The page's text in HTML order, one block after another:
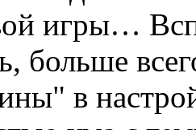
игры…
больше
в